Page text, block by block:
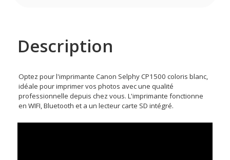
Description
Optez pour l'imprimante Canon Selphy CP1500 coloris blanc,
idéale pour imprimer vos photos avec une qualité
professionnelle depuis chez vous. L'imprimante fonctionne
en WIFI, Bluetooth et a un lecteur carte SD intégré.